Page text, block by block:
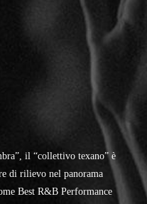
il “collettivo texano” è
di rilievo nel panorama
Best R&B Performance